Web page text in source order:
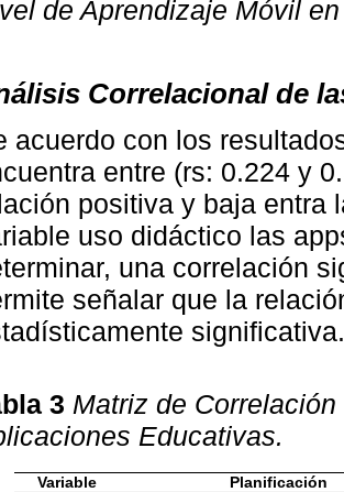
de Aprendizaje Móvil
Correlacional de
acuerdo con los
entre (rs: 0.224 y
positiva y baja entra
uso didáctico las
una correlación
señalar que la
significativa.
3 Matriz de
Educativas.
Variable Planificación